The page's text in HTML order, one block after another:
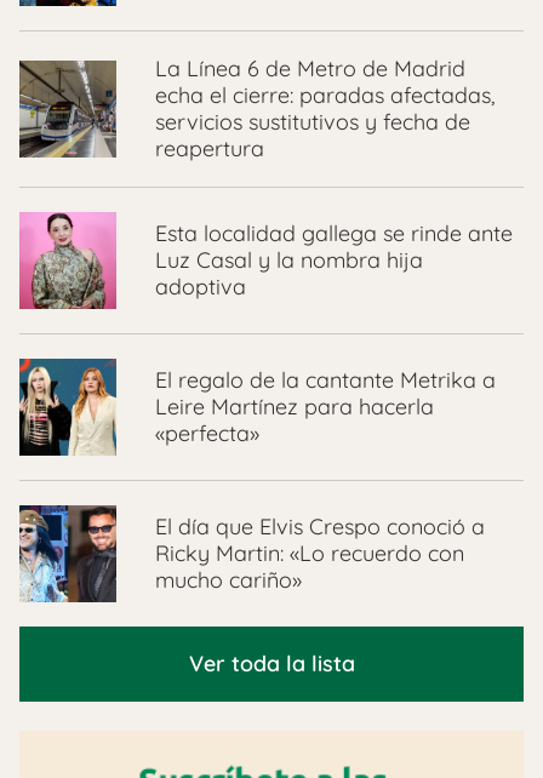
La Línea 6 de Metro de Madrid
echa el cierre: paradas afectadas,
servicios sustitutivos y fecha de
reapertura
Esta localidad gallega se rinde ante
Luz Casal y la nombra hija
adoptiva
El regalo de la cantante Metrika a
Leire Martínez para hacerla
«perfecta»
El día que Elvis Crespo conoció a
Ricky Martin: «Lo recuerdo con
mucho cariño»
Ver toda la lista